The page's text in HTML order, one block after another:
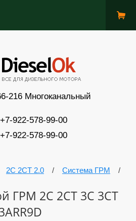
216 Многоканальный
+7-922-578-99-00
+7-922-578-99-00
2C 2CT 2.0 / Система ГРМ /
ГРМ 2C 2CT 3C 3CT